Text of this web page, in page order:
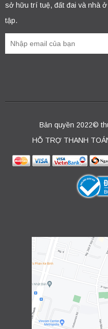
sở hữu trí tuệ, đất đai và nhà
tập.
Bản quyền 2022©
HỖ TRỢ THANH